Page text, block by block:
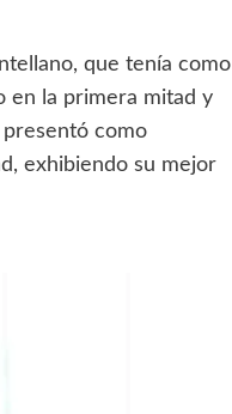
que tenía como
en la primera mitad y
presentó como
exhibiendo su mejor